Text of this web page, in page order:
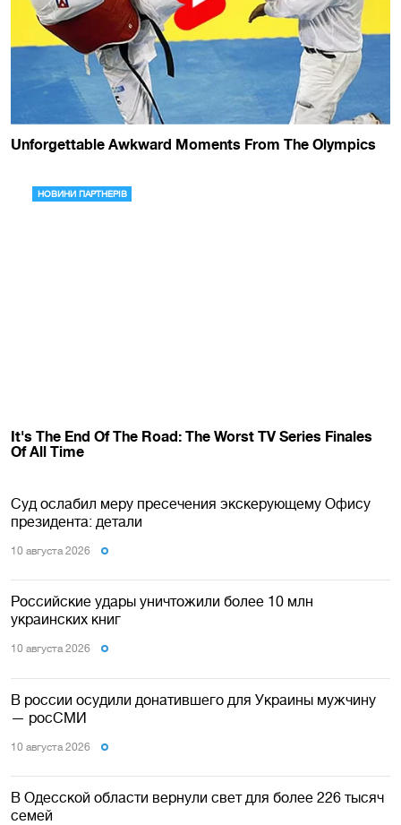
Суд ослабил меру пресечения экскерующему Офису
президента: детали
10 августа 2026
Российские удары уничтожили более 10 млн
украинских книг
10 августа 2026
В россии осудили донатившего для Украины мужчину
— росСМИ
10 августа 2026
В Одесской области вернули свет для более 226 тысяч
семей